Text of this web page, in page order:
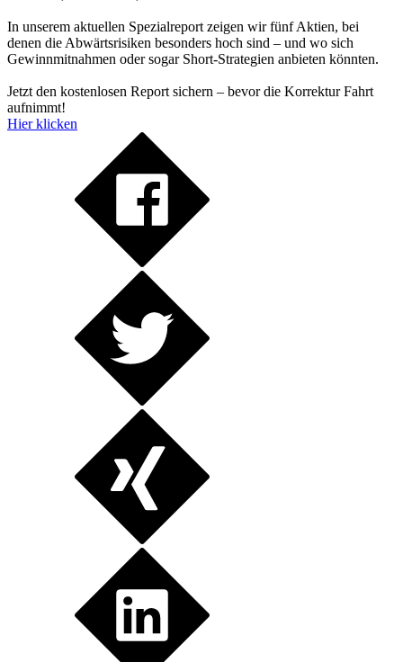
In unserem aktuellen Spezialreport zeigen wir fünf Aktien, bei
denen die Abwärtsrisiken besonders hoch sind – und wo sich
Gewinnmitnahmen oder sogar Short-Strategien anbieten könnten.
Jetzt den kostenlosen Report sichern – bevor die Korrektur Fahrt
aufnimmt!
Hier klicken